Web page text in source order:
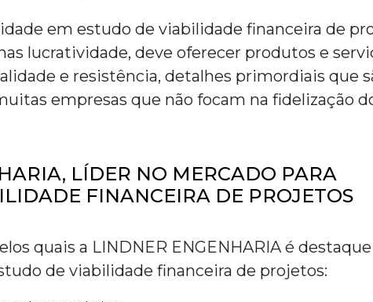
em estudo de viabilidade financeira de
lucratividade, deve oferecer produtos e
e resistência, detalhes primordiais que
empresas que não focam na fidelização
LÍDER NO MERCADO PARA
FINANCEIRA DE PROJETOS
quais a LINDNER ENGENHARIA é destaque
de viabilidade financeira de projetos: